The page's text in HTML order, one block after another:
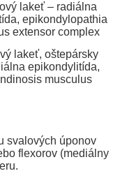
lakeť – radiálna
epikondylopathia
extensor complex
lakeť, oštepársky
epikondylitída,
musculus
svalových úponov
flexorov (mediálny